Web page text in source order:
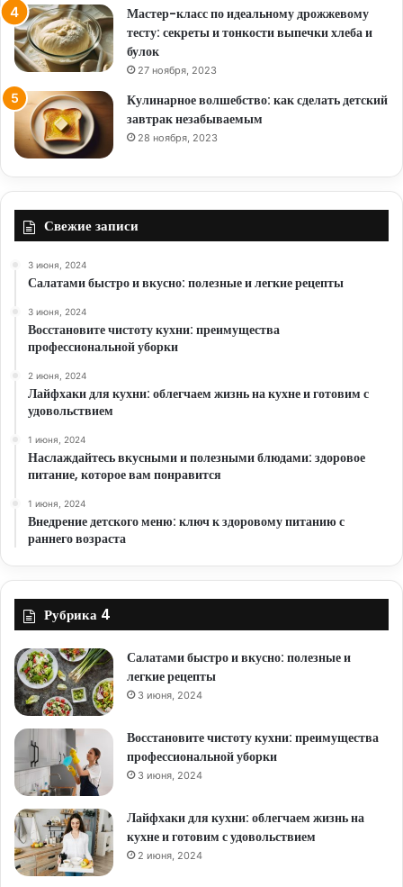
Мастер-класс по идеальному дрожжевому
тесту: секреты и тонкости выпечки хлеба и
булок
27 ноября, 2023
Кулинарное волшебство: как сделать детский
завтрак незабываемым
28 ноября, 2023
Свежие записи
3 июня, 2024
Салатами быстро и вкусно: полезные и легкие рецепты
3 июня, 2024
Восстановите чистоту кухни: преимущества
профессиональной уборки
2 июня, 2024
Лайфхаки для кухни: облегчаем жизнь на кухне и готовим с
удовольствием
1 июня, 2024
Наслаждайтесь вкусными и полезными блюдами: здоровое
питание, которое вам понравится
1 июня, 2024
Внедрение детского меню: ключ к здоровому питанию с
раннего возраста
Рубрика 4
Салатами быстро и вкусно: полезные и
легкие рецепты
3 июня, 2024
Восстановите чистоту кухни: преимущества
профессиональной уборки
3 июня, 2024
Лайфхаки для кухни: облегчаем жизнь на
кухне и готовим с удовольствием
2 июня, 2024